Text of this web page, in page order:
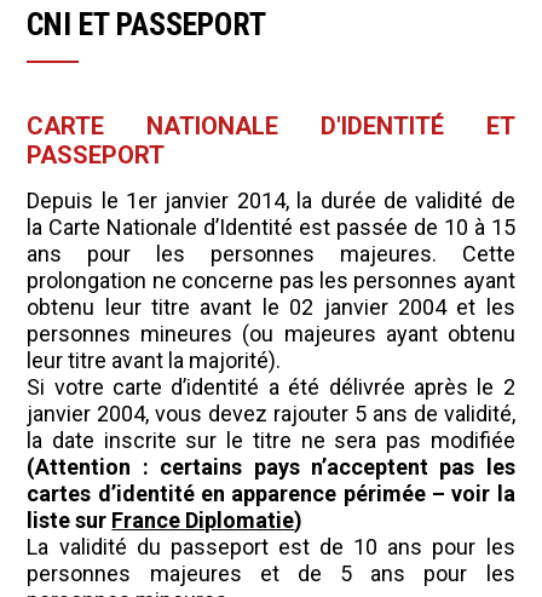
CNI ET PASSEPORT
CARTE NATIONALE D'IDENTITÉ ET
PASSEPORT
Depuis le 1er janvier 2014, la durée de validité de
la Carte Nationale d’Identité est passée de 10 à 15
ans pour les personnes majeures. Cette
prolongation ne concerne pas les personnes ayant
obtenu leur titre avant le 02 janvier 2004 et les
personnes mineures (ou majeures ayant obtenu
leur titre avant la majorité).
Si votre carte d’identité a été délivrée après le 2
janvier 2004, vous devez rajouter 5 ans de validité,
la date inscrite sur le titre ne sera pas modifiée
(Attention : certains pays n’acceptent pas les
cartes d’identité en apparence périmée – voir la
liste sur France Diplomatie)
La validité du passeport est de 10 ans pour les
personnes majeures et de 5 ans pour les